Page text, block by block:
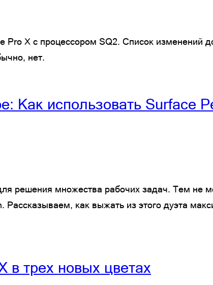
X с процессором SQ2. Список изменений
нет.
Как использовать Surface
решения множества рабочих задач. Тем не
Рассказываем, как выжать из этого дуэта
в трех новых цветах